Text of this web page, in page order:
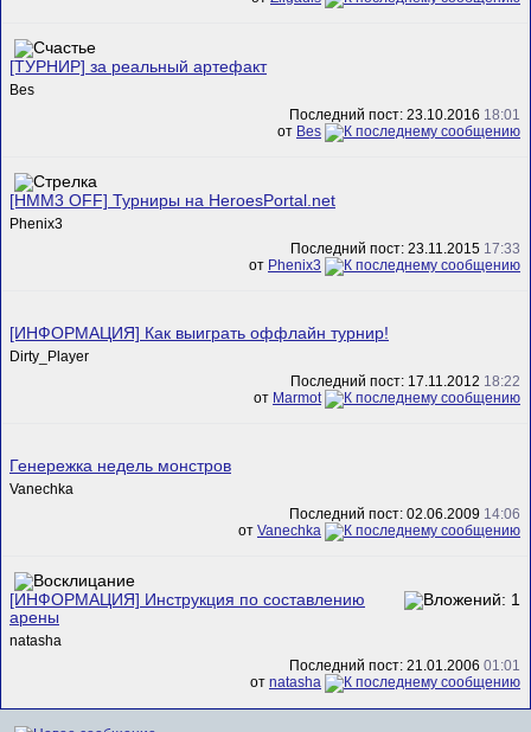
[ТУРНИР] за реальный артефакт
Bes
Последний пост: 23.10.2016 18:01
от Bes
[HMM3 OFF] Турниры на HeroesPortal.net
Phenix3
Последний пост: 23.11.2015 17:33
от Phenix3
[ИНФОРМАЦИЯ] Как выиграть оффлайн турнир!
Dirty_Player
Последний пост: 17.11.2012 18:22
от Marmot
Генережка недель монстров
Vanechka
Последний пост: 02.06.2009 14:06
от Vanechka
[ИНФОРМАЦИЯ] Инструкция по составлению
арены
natasha
Последний пост: 21.01.2006 01:01
от natasha